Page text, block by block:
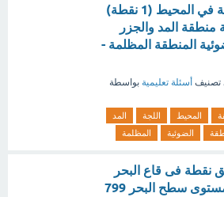
اعمق منطقة في المحيط (1 نقطة)
منطقة المد والجزر
المنطقة المظلمة -
تصنيف أسئلة تعليمية بواسطة
المحيط اللجة
المد
الضوئية المظلمة
نقطة فى قاع البحر
الميت عن مستوى سطح البحر 799